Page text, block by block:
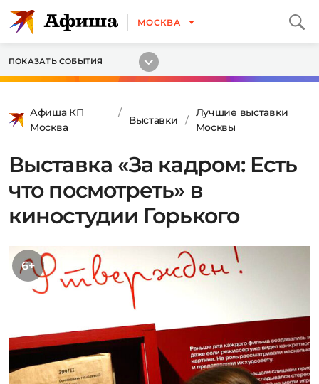
МОСКВА
ПОКАЗАТЬ СОБЫТИЯ
Афиша КП
Москва
Выставки
Лучшие выставки
Москвы
Выставка «За кадром: Есть
что посмотреть» в
киностудии Горького
6+